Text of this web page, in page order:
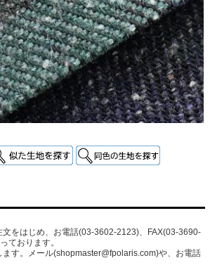
文をはじめ、お電話(03-3602-2123)、FAX(03-3690-
ております。
ます。メール(shopmaster@fpolaris.com)や、お電話